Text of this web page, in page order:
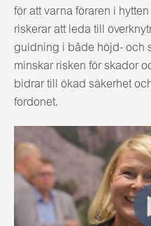
för att varna föraren i
riskerar att leda till
guidning i både höjd- och
minskar risken för skador
bidrar till ökad säkerhet
fordonet.